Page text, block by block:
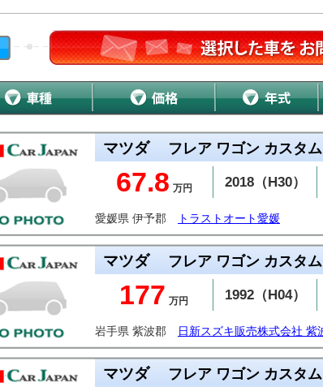
マツダ フレア ワゴン カスタ
67.8 万円 2018（H30）
愛媛県 伊予郡 トラストオート愛媛
マツダ フレア ワゴン カスタ
177 万円 1992（H04）
岩手県 紫波郡 日新スズキ販売株式会社 紫
マツダ フレア ワゴン カスタ